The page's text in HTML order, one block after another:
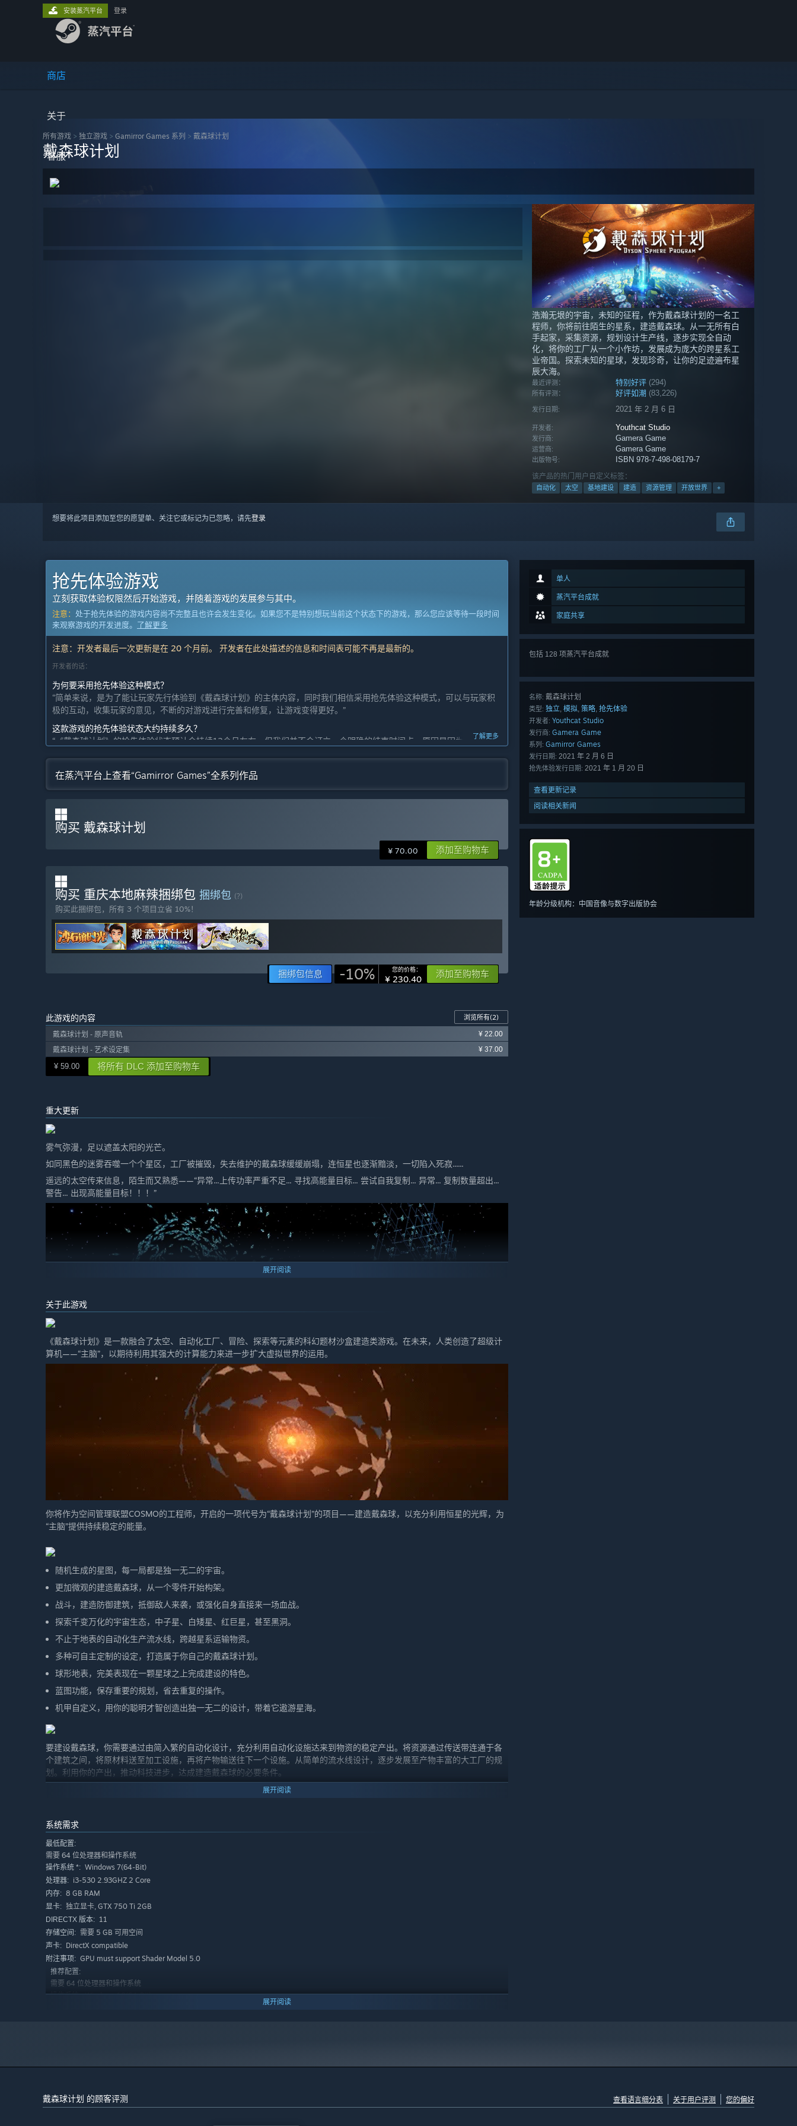
商店
关于
客服
安装蒸汽平台 登录
所有游戏 > 独立‎游戏 > Gamirror Games 系列 > 戴森球计划
戴森球计划
浩瀚无垠的宇宙，未知的征程，作为戴森球计划的一名工
程师，你将前往陌生的星系，建造戴森球。从一无所有白
手起家，采集资源，规划设计生产线，逐步实现全自动
化，将你的工厂从一个小作坊，发展成为庞大的跨星系工
业帝国。探索未知的星球，发现珍奇，让你的足迹遍布星
辰大海。
最近评测： 特别好评 (294)
所有评测： 好评如潮 (83,226)
发行日期: 2021 年 2 月 6 日
开发者: Youthcat Studio
发行商: Gamera Game
运营商: Gamera Game
出版物号: ISBN 978-7-498-08179-7
该产品的热门用户自定义标签：
自动化 太空 基地建设 建造 资源管理 开放世界 +
想要将此项目添加至您的愿望单、关注它或标记为已忽略，请先登录
单人
蒸汽平台成就
家庭共享
包括 128 项蒸汽平台成就
名称: 戴森球计划
类型: 独立, 模拟, 策略, 抢先体验
开发者: Youthcat Studio
发行商: Gamera Game
系列: Gamirror Games
发行日期: 2021 年 2 月 6 日
抢先体验发行日期: 2021 年 1 月 20 日
查看更新记录
阅读相关新闻
年龄分级机构：中国音像与数字出版协会
抢先体验游戏
立刻获取体验权限然后开始游戏，并随着游戏的发展参与其中。
注意： 处于抢先体验的游戏内容尚不完整且也许会发生变化。如果您不是特别想玩当前这个状态下的游戏，那么您应该等待一段时间
来观察游戏的开发进度。 了解更多
注意：开发者最后一次更新是在 20 个月前。 开发者在此处描述的信息和时间表可能不再是最新的。
开发者的话：
为何要采用抢先体验这种模式？
“简单来说，是为了能让玩家先行体验到《戴森球计划》的主体内容，同时我们相信采用抢先体验这种模式，可以与玩家积
极的互动，收集玩家的意见，不断的对游戏进行完善和修复，让游戏变得更好。”
这款游戏的抢先体验状态大约持续多久？
“《戴森球计划》的抢先体验状态预计会持续12个月左右，但我们并不会订立一个明确的结束时间点，原因是因为我们想给
计划中的完整版本和抢先体验版本到底有多少不同？
“《戴森球计划》的完整版将会提供更加完整的宇宙探索、经营自动化工厂的游戏体验。
-添加机甲编辑功能，玩家可以根据自己的喜好设计机甲，带来更加个性化的体验；
-添加怪物系统，在经营工厂和宇宙探索的过程再也不能肆无忌惮，需要随时提防怪物的袭击，充满刺激感；
-更方便流畅的建造操作，尽情发挥你的脑洞，挑战你的想象力；
-添加更多玩家与天体的交互，一不小心掉进黑洞，就再也出不来了；”
抢先体验版本的现状如何？
“《戴森球计划》在抢先体验版本阶段提供了完善的探索模式、沙盒模式以及一个可以游玩50小时到100小时的标准模式。
抢先体验版本阶段将包括：
-随机生成的宇宙，每一局新游戏都是不同的游戏体验；
-海洋星球、熔岩星球、荒漠星球、冰冻星球、戈壁星球等等，等待你去探索；
-机甲可以飞行、航行、跃迁，不同的方式不同的体验，满足你星际旅行的梦想；
-基础物流到星际物流，上千艘运输船在宇宙中川流不息；
-不同的里程碑事件，随时充满挑战；
-不断优化生产线设计，尽情发挥你的创造力；
-从一无所有，白手起家，一步一步，建造出宏伟壮观的“戴森球”；
-风力涡轮机到人造恒星，各种各样大规模的发电厂；
-电力网络系统，随时平衡发电性能和用电需求。”
在开发过程中，你们是如何计划让玩家社区参与进来的？
“我们会和发行商Gamera Game一起跟进社区中玩家提出的问题和给出的建议，并积极的根据这些问题建议进行游戏的调整
个平台提交问题。”
了解更多
在蒸汽平台上查看“Gamirror Games”全系列作品
购买 戴森球计划
¥ 70.00 添加至购物车
购买 重庆本地麻辣捆绑包 捆绑包 (?)
购买此捆绑包，所有 3 个项目立省 10%！
捆绑包信息 -10% 您的价格：
¥ 230.40 添加至购物车
此游戏的内容 浏览所有(2)
戴森球计划 - 原声音轨
¥ 22.00
戴森球计划 - 艺术设定集
¥ 37.00
¥ 59.00 将所有 DLC 添加至购物车
重大更新
雾气弥漫，足以遮盖太阳的光芒。
如同黑色的迷雾吞噬一个个星区，工厂被摧毁，失去维护的戴森球缓缓崩塌，连恒星也逐渐黯淡，一切陷入死寂......
遥远的太空传来信息，陌生而又熟悉——“异常...上传功率严重不足... 寻找高能量目标... 尝试自我复制... 异常... 复制数量超出...
警告... 出现高能量目标！！！”
伊卡洛斯，主脑已截取到不稳定的能量源发出的信息，它们正在向你所在的星区靠近，它们的特征与此前摧毁COSMO工厂的机
械体一致，工程师们称其为“黑雾”。它们很可能已经到达临近星区，做好万全准备，COSMO将为你提供抵御它们的科技，保证
“戴森球计划”顺利实施。
本次更新是《黑雾崛起》的第一部分，未来还会有关于太空战斗的内容。建设空间站，迎战太空巢穴已在我们的计划之中。
展开阅读
关于此游戏
《戴森球计划》是一款融合了太空、自动化工厂、冒险、探索等元素的科幻题材沙盒建造类游戏。在未来，人类创造了超级计
算机——“主脑”，以期待利用其强大的计算能力来进一步扩大虚拟世界的运用。
你将作为空间管理联盟COSMO的工程师，开启的一项代号为“戴森球计划”的项目——建造戴森球，以充分利用恒星的光辉，为
“主脑”提供持续稳定的能量。
随机生成的星图，每一局都是独一无二的宇宙。
更加微观的建造戴森球，从一个零件开始构架。
战斗，建造防御建筑，抵御敌人来袭，或强化自身直接来一场血战。
探索千变万化的宇宙生态，中子星、白矮星、红巨星，甚至黑洞。
不止于地表的自动化生产流水线，跨越星系运输物资。
多种可自主定制的设定，打造属于你自己的戴森球计划。
球形地表，完美表现在一颗星球之上完成建设的特色。
蓝图功能，保存重要的规划，省去重复的操作。
机甲自定义，用你的聪明才智创造出独一无二的设计，带着它遨游星海。
要建设戴森球，你需要通过由简入繁的自动化设计，充分利用自动化设施达来到物资的稳定产出。将资源通过传送带连通于各
个建筑之间，将原材料送至加工设施，再将产物输送往下一个设施。从简单的流水线设计，逐步发展至产物丰富的大工厂的规
划。利用你的产出，推动科技进步，达成建造戴森球的必要条件。
在建造过程中建筑会自动吸附网格，铺设流水线时可以利用建筑网格吸附功能自动对齐建筑，大大提高建造效率，形成大规模
的自动化流水线。戴森球的建设将有赖于庞大而高效的工厂。
便捷的蓝图科技，保存你的重要规划。使用蓝图功能，将工厂设计保存为蓝图，在其他位置直接部署，省去重复操作的烦恼。
展开阅读
系统需求
最低配置:
需要 64 位处理器和操作系统
操作系统 *: Windows 7(64-Bit)
处理器: i3-530 2.93GHZ 2 Core
内存: 8 GB RAM
显卡: 独立显卡, GTX 750 Ti 2GB
DIRECTX 版本: 11
存储空间: 需要 5 GB 可用空间
声卡: DirectX compatible
附注事项: GPU must support Shader Model 5.0
推荐配置:
需要 64 位处理器和操作系统
操作系统: Windows 10(64-Bit)
* 2024 年 1 月 1 日（PT）起，蒸汽平台客户端将仅支持 Windows 10 及更新版本。
展开阅读
戴森球计划 的顾客评测 查看语言细分表 关于用户评测 您的偏好